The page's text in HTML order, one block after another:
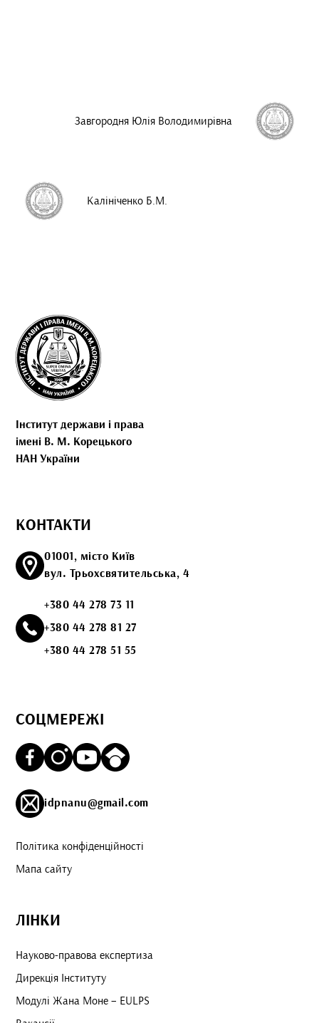
Завгородня Юлія Володимирівна
Калініченко Б.М.
Інститут держави і права
імені В. М. Корецького
НАН України
КОНТАКТИ
01001, місто Київ
вул. Трьохсвятительська, 4
+380 44 278 73 11
+380 44 278 81 27
+380 44 278 51 55
СОЦМЕРЕЖІ
idpnanu@gmail.com
Політика конфіденційності
Мапа сайту
ЛІНКИ
Науково-правова експертиза
Дирекція Інституту
Модулі Жана Моне – EULPS